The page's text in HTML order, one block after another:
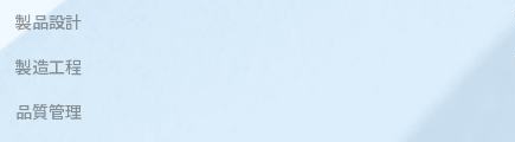
製品設計
製造工程
品質管理